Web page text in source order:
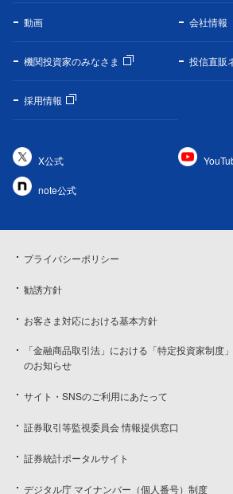
動画 会社情報
機関投資家のみなさま 投信直販
採用情報
X公式
note公式
プライバシーポリシー
勧誘方針
お客さま対応における基本方針
「金融商品取引法」における「特定投資家制度
のお知らせ
サイト・SNSのご利用にあたって
証券取引等監視委員会 情報提供窓口
証券統計ポータルサイト
デジタル庁 マイナンバー（個人番号）制度